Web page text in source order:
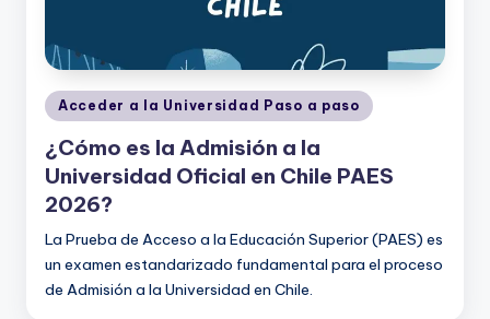
Publicado
en
Acceder a la Universidad Paso a paso
¿Cómo es la Admisión a la
Universidad Oficial en Chile PAES
2026?
La Prueba de Acceso a la Educación Superior (PAES) es
un examen estandarizado fundamental para el proceso
de Admisión a la Universidad en Chile.